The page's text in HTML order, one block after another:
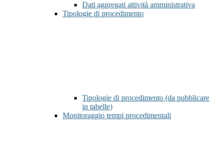
Dati aggregati attività amministrativa
Tipologie di procedimento
Tipologie di procedimento (da pubblicare
in tabelle)
Monitoraggio tempi procedimentali